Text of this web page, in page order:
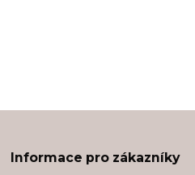
Informace pro zákazníky